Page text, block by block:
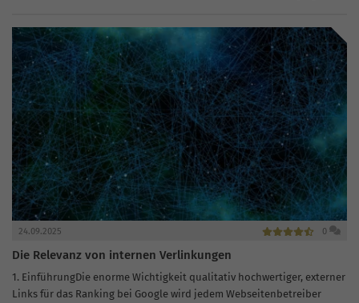
24.09.2025 0
Die Relevanz von internen Verlinkungen
1. EinführungDie enorme Wichtigkeit qualitativ hochwertiger, externer
Links für das Ranking bei Google wird jedem Webseitenbetreiber